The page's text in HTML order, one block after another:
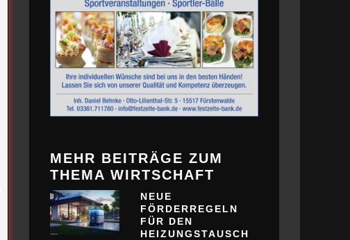
MEHR BEITRÄGE ZUM
THEMA WIRTSCHAFT
NEUE
FÖRDERREGELN
FÜR DEN
HEIZUNGSTAUSCH